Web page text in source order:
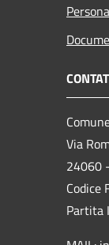
Via
24060
Codice
Partita